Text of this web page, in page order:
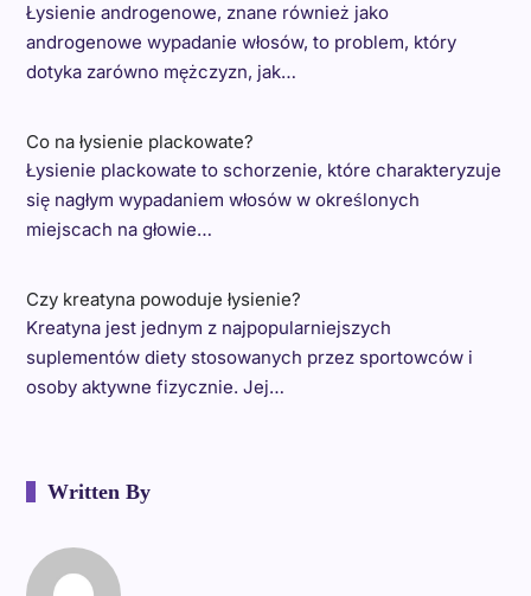
Łysienie androgenowe, znane również jako
androgenowe wypadanie włosów, to problem, który
dotyka zarówno mężczyzn, jak…
Co na łysienie plackowate?
Łysienie plackowate to schorzenie, które charakteryzuje
się nagłym wypadaniem włosów w określonych
miejscach na głowie…
Czy kreatyna powoduje łysienie?
Kreatyna jest jednym z najpopularniejszych
suplementów diety stosowanych przez sportowców i
osoby aktywne fizycznie. Jej…
Written By